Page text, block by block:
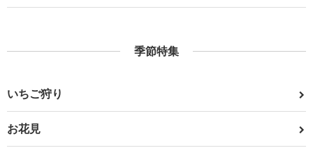
季節特集
いちご狩り
お花見